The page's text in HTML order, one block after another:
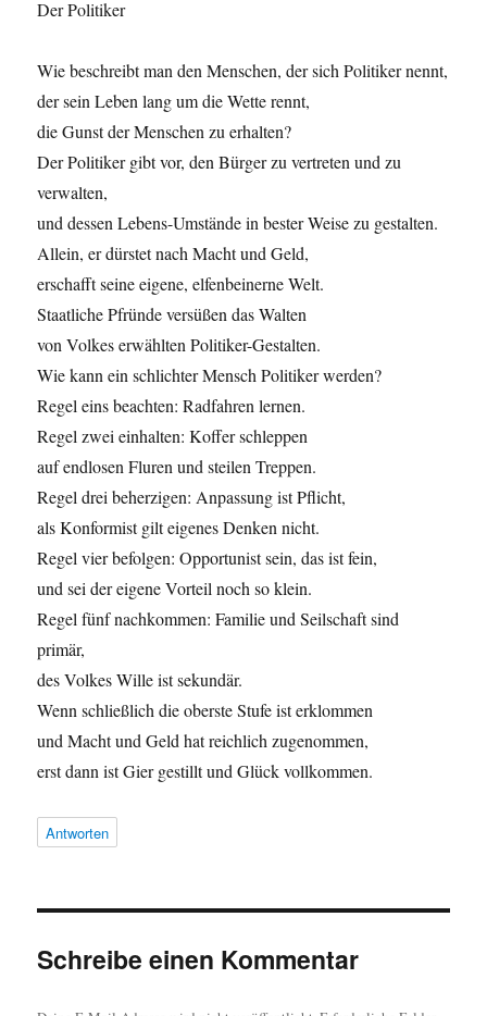
Der Politiker
Wie beschreibt man den Menschen, der sich Politiker nennt,
der sein Leben lang um die Wette rennt,
die Gunst der Menschen zu erhalten?
Der Politiker gibt vor, den Bürger zu vertreten und zu
verwalten,
und dessen Lebens-Umstände in bester Weise zu gestalten.
Allein, er dürstet nach Macht und Geld,
erschafft seine eigene, elfenbeinerne Welt.
Staatliche Pfründe versüßen das Walten
von Volkes erwählten Politiker-Gestalten.
Wie kann ein schlichter Mensch Politiker werden?
Regel eins beachten: Radfahren lernen.
Regel zwei einhalten: Koffer schleppen
auf endlosen Fluren und steilen Treppen.
Regel drei beherzigen: Anpassung ist Pflicht,
als Konformist gilt eigenes Denken nicht.
Regel vier befolgen: Opportunist sein, das ist fein,
und sei der eigene Vorteil noch so klein.
Regel fünf nachkommen: Familie und Seilschaft sind
primär,
des Volkes Wille ist sekundär.
Wenn schließlich die oberste Stufe ist erklommen
und Macht und Geld hat reichlich zugenommen,
erst dann ist Gier gestillt und Glück vollkommen.
Antworten
Schreibe einen Kommentar